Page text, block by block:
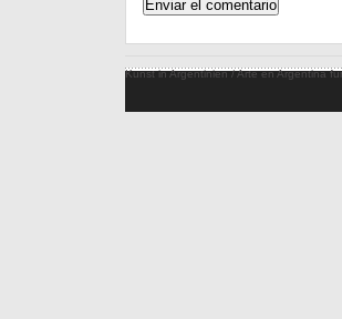
Kunst in Argentinien / Arte en Argentina